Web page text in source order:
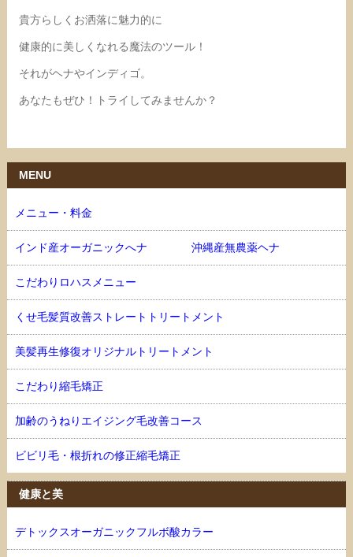
貴方らしくお洒落に魅力的に
健康的に美しくなれる魔法のツール！
それがヘナやインディゴ。
あなたもぜひ！トライしてみませんか？
MENU
メニュー・料金
インド産オーガニックへナ 沖縄産無農薬ヘナ
こだわりロハスメニュー
くせ毛髪質改善ストレートトリートメント
美髪再生修復オリジナルトリートメント
こだわり縮毛矯正
加齢のうねりエイジング毛改善コース
ビビリ毛・根折れの修正縮毛矯正
健康と美
デトックスオーガニックフルボ酸カラー